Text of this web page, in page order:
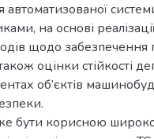
автоматизованої
на основі
щодо забезпечення
оцінки стійкості
об’єктів
бути корисною